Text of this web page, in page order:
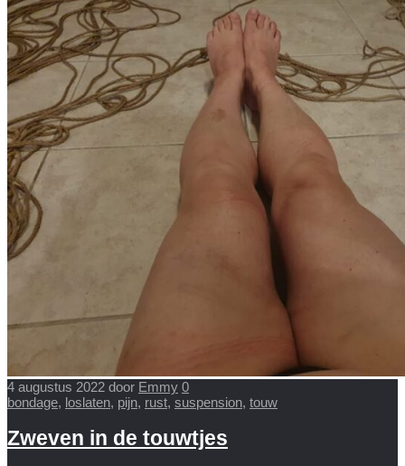
4 augustus 2022 door Emmy 0
bondage, loslaten, pijn, rust, suspension, touw
Zweven in de touwtjes